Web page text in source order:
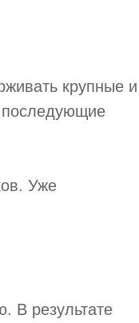
крупные и
последующие
Уже
В результате